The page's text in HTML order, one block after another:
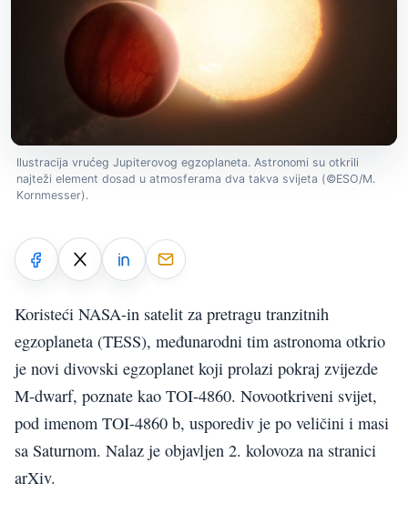
Ilustracija vrućeg Jupiterovog egzoplaneta. Astronomi su otkrili
najteži element dosad u atmosferama dva takva svijeta (©ESO/M.
Kornmesser).
Koristeći NASA-in satelit za pretragu tranzitnih
egzoplaneta (TESS), međunarodni tim astronoma otkrio
je novi divovski egzoplanet koji prolazi pokraj zvijezde
M-dwarf, poznate kao TOI-4860. Novootkriveni svijet,
pod imenom TOI-4860 b, usporediv je po veličini i masi
sa Saturnom. Nalaz je objavljen 2. kolovoza na stranici
arXiv.